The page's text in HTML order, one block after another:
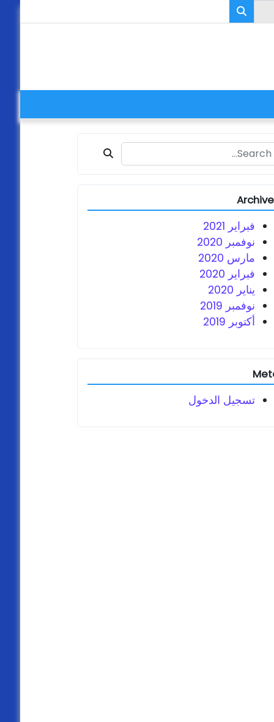
Search for:
فبراير 2021
نوفمبر 2020
مارس 2020
فبراير 2020
يناير 2020
نوفمبر 2019
أكتوبر 2019
تسجيل الدخول